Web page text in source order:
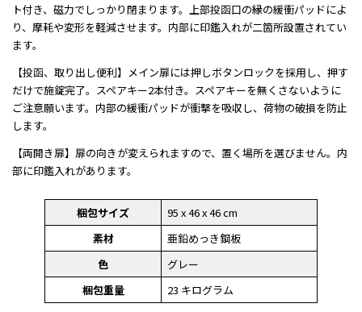
ト付き、磁力でしっかり閉まります。上部投函口の縁の緩衝パッドによ
り、摩耗や変形を軽減させます。内部に印鑑入れが二箇所設置されてい
ます。
【投函、取り出し便利】メイン扉には押しボタンロックを採用し、押す
だけで施錠完了。スペアキー2本付き。スペアキーを無くさないように
ご注意願います。内部の緩衝パッドが衝撃を吸収し、荷物の破損を防止
します。
【両開き扉】扉の向きが変えられますので、置く場所を選びません。内
部に印鑑入れがあります。
梱包サイズ
‎95 x 46 x 46 cm
素材
‎亜鉛めっき鋼板
色
‎グレー
梱包重量
‎23 キログラム